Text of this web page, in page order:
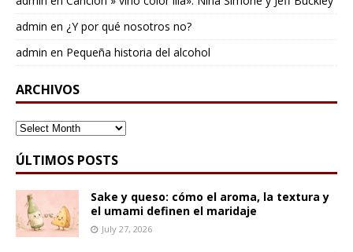
admin en ¿Y por qué nosotros no?
admin en Pequeña historia del alcohol
ARCHIVOS
ARCHIVOS
ÚLTIMOS POSTS
Sake y queso: cómo el aroma, la textura y
el umami definen el maridaje
July 27, 2026